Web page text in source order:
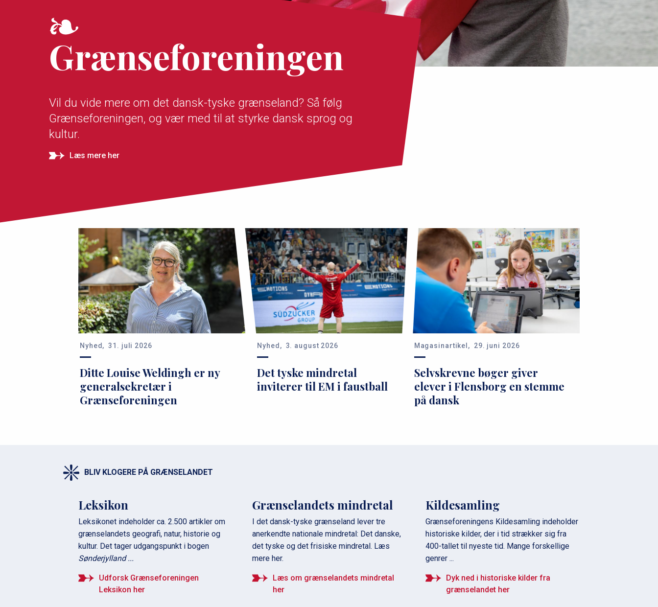
Grænseforeningen
Vil du vide mere om det dansk-tyske grænseland? Så følg
Grænseforeningen, og vær med til at styrke dansk sprog og
kultur.
Læs mere her
Nyhed, 31. juli 2026
Ditte Louise Weldingh er ny
generalsekretær i
Grænseforeningen
Nyhed, 3. august 2026
Det tyske mindretal
inviterer til EM i faustball
Magasinartikel, 29. juni 2026
Selvskrevne bøger giver
elever i Flensborg en stemme
på dansk
BLIV KLOGERE PÅ GRÆNSELANDET
Leksikon
Leksikonet indeholder ca. 2.500 artikler om
grænselandets geografi, natur, historie og
kultur. Det tager udgangspunkt i bogen
Sønderjylland ...
Udforsk Grænseforeningen
Leksikon her
Grænselandets mindretal
I det dansk-tyske grænseland lever tre
anerkendte nationale mindretal: Det danske,
det tyske og det frisiske mindretal. Læs
mere her.
Læs om grænselandets mindretal
her
Kildesamling
Grænseforeningens Kildesamling indeholder
historiske kilder, der i tid strækker sig fra
400-tallet til nyeste tid. Mange forskellige
genrer ...
Dyk ned i historiske kilder fra
grænselandet her